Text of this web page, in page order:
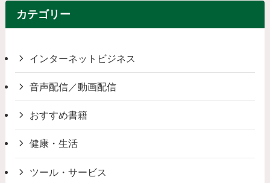
カテゴリー
インターネットビジネス
音声配信／動画配信
おすすめ書籍
健康・生活
ツール・サービス